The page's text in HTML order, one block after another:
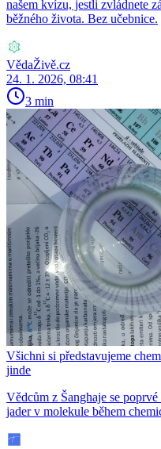
našem kvízu, jestli zvládnete
běžného života. Bez učebnice.
VědaŽivě.cz
24. 1. 2026, 08:41
3 min
Všichni si představujeme
jinde
Vědcům z Šanghaje se
jader v molekule během